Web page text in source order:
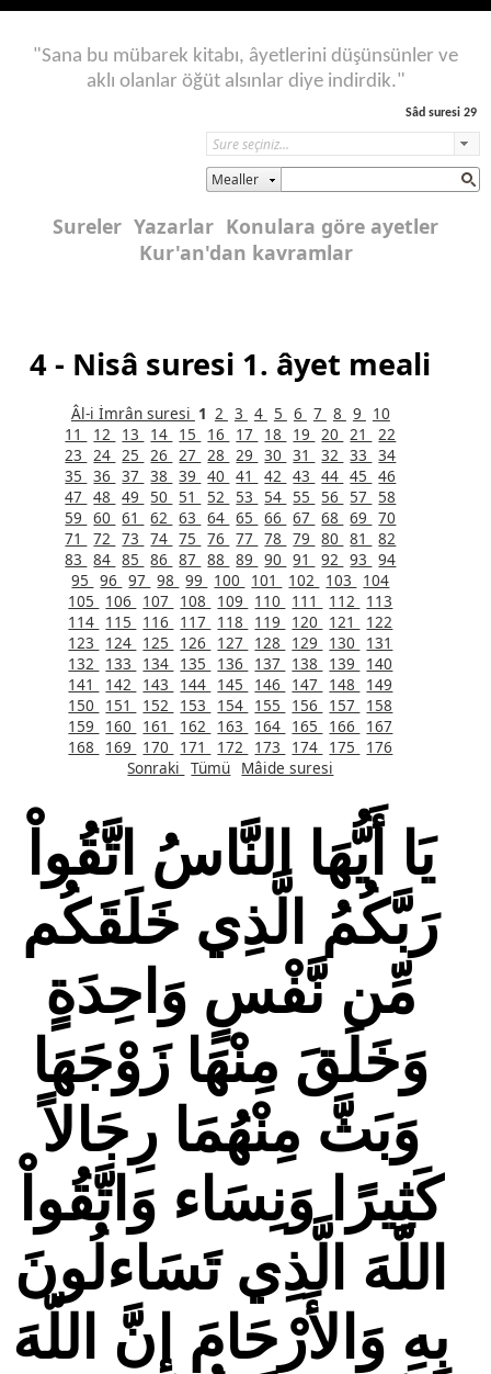
"Sana bu mübarek kitabı, âyetlerini düşünsünler ve
aklı olanlar öğüt alsınlar diye indirdik."
Sâd suresi 29
Mealler
Sureler Yazarlar Konulara göre ayetler
Kur'an'dan kavramlar
4 - Nisâ suresi 1. âyet meali
Âl-i İmrân suresi 1 2 3 4 5 6 7 8 9
10
11
12 13 14 15 16 17 18 19 20 21
22
23
24 25 26 27 28 29 30 31 32 33
34
35
36 37 38 39 40 41 42 43 44 45
46
47
48 49 50 51 52 53 54 55 56 57
58
59
60 61 62 63 64 65 66 67 68 69
70
71
72 73 74 75 76 77 78 79 80 81
82
83
84 85 86 87 88 89 90 91 92 93
94
95
96 97 98 99 100 101 102 103
104
105
106 107 108 109 110 111 112
113
114 115 116 117 118 119 120 121
122
123
124 125 126 127 128 129 130
131
132
133 134 135 136 137 138 139
140
141
142 143 144 145 146 147 148
149
150
151 152 153 154 155 156 157
158
159
160 161 162 163 164 165 166
167
168
169 170 171 172 173 174 175
176
Sonraki
Tümü Mâide suresi
يَا أَيُّهَا النَّاسُ اتَّقُواْ
رَبَّكُمُ الَّذِي خَلَقَكُم
مِّن نَّفْسٍ وَاحِدَةٍ
وَخَلَقَ مِنْهَا زَوْجَهَا
وَبَثَّ مِنْهُمَا رِجَالاً
كَثِيرًا وَنِسَاء وَاتَّقُواْ
اللّهَ الَّذِي تَسَاءلُونَ
بِهِ وَالأَرْحَامَ إِنَّ اللّهَ